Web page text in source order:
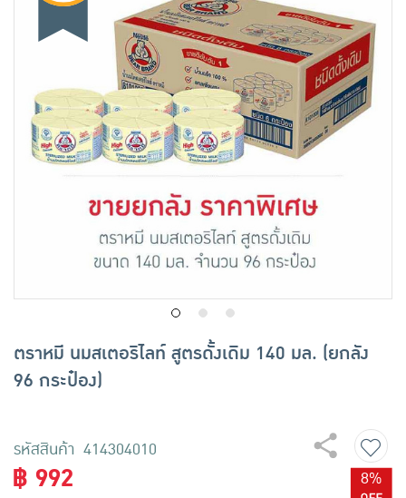
เครื่องดื่มและผงชงดื่ม
เครื่องปรุงรสและของแห้ง
อาหารสด ผัก ผลไม้และเบเกอรี่
มือถือ
พระเครื่อง test pop
ตราหมี นมสเตอริไลท์ สูตรดั้งเดิม 140 มล. (ยกลัง
96 กระป๋อง)
รหัสสินค้า 414304010
฿ 992
8%